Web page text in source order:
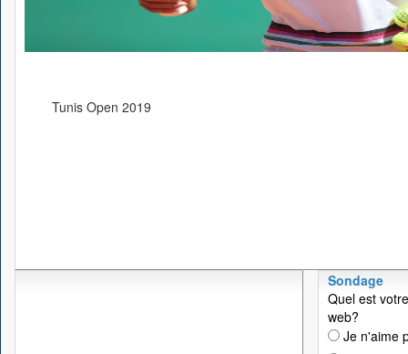
Tunis Open 2019
Sondage
Quel est
web?
Je n'aime